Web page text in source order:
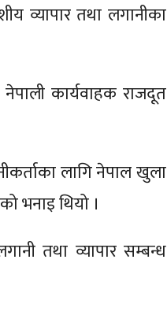
व्यापार तथा लगानीका
कार्यवाहक राजदूत
लागि नेपाल खुला
भनाइ थियो ।
तथा व्यापार सम्बन्ध